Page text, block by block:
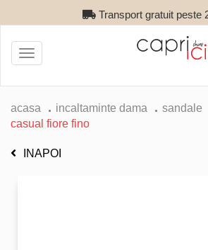
Transport gratuit peste
Toggle
navigation
acasa incaltaminte dama sandale
casual fiore fino
INAPOI